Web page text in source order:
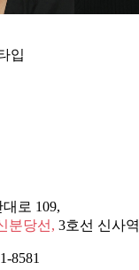
입
로 109,
분당선, 3호선 신사역
8581